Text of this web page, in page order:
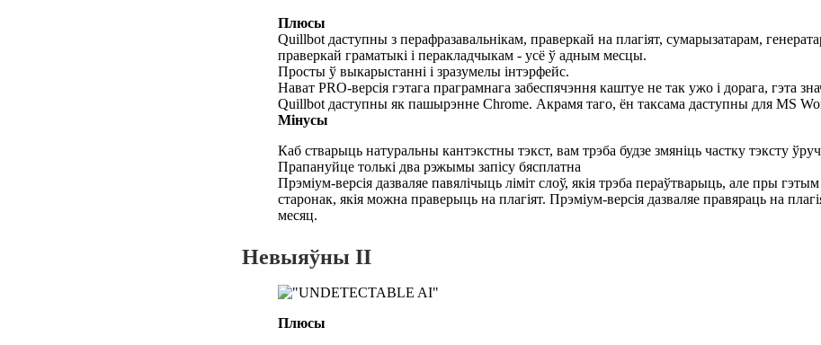
Плюсы
Quillbot даступны з перафразавальнікам, праверкай на плагіят, сумарызатарам,
праверкай граматыкі і перакладчыкам - усё ў адным месцы.
Просты ў выкарыстанні і зразумелы інтэрфейс.
Нават PRO-версія гэтага праграмнага забеспячэння каштуе не так ужо і дорага, гэта
Quillbot даступны як пашырэнне Chrome. Акрамя таго, ён таксама даступны для MS
Мінусы
Каб стварыць натуральны кантэкстны тэкст, вам трэба будзе змяніць частку тэксту
Прапануйце толькі два рэжымы запісу бясплатна
Прэміум-версія дазваляе павялічыць ліміт слоў, якія трэба пераўтварыць, але пры
старонак, якія можна праверыць на плагіят. Прэміум-версія дазваляе правяраць на
месяц.
Невыяўны ІІ
Плюсы